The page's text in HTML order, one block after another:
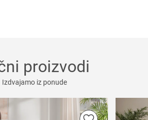
proizvodi
Izdvajamo iz ponude